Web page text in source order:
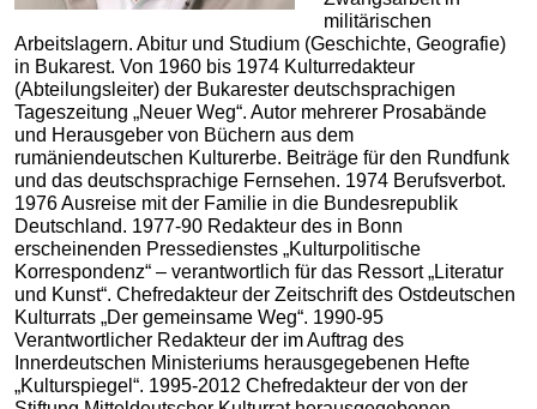
militärischen
Arbeitslagern. Abitur und Studium (Geschichte, Geografie)
in Bukarest. Von 1960 bis 1974 Kulturredakteur
(Abteilungsleiter) der Bukarester deutschsprachigen
Tageszeitung „Neuer Weg“. Autor mehrerer Prosabände
und Herausgeber von Büchern aus dem
rumäniendeutschen Kulturerbe. Beiträge für den Rundfunk
und das deutschsprachige Fernsehen. 1974 Berufsverbot.
1976 Ausreise mit der Familie in die Bundesrepublik
Deutschland. 1977-90 Redakteur des in Bonn
erscheinenden Pressedienstes „Kulturpolitische
Korrespondenz“ – verantwortlich für das Ressort „Literatur
und Kunst“. Chefredakteur der Zeitschrift des Ostdeutschen
Kulturrats „Der gemeinsame Weg“. 1990-95
Verantwortlicher Redakteur der im Auftrag des
Innerdeutschen Ministeriums herausgegebenen Hefte
„Kulturspiegel“. 1995-2012 Chefredakteur der von der